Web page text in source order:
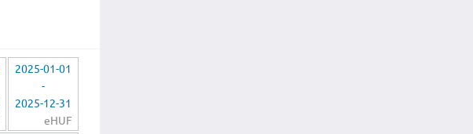
2025-01-01
-
2025-12-31
eHUF